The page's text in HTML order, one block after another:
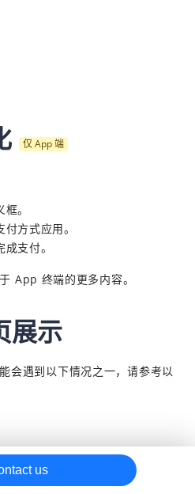
仅 App 端
。
方式应用。
支付。
App 终端的更多内容。
展示
会遇到以下情况之一，请参考以
转到您指定的
问题，无论是由于网络问题还
us